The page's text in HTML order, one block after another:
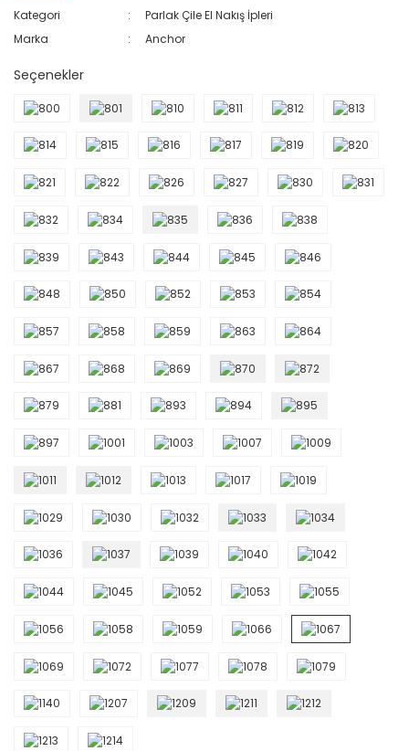
Kategori
Parlak Çile El Nakış İpleri
Marka
Anchor
Seçenekler